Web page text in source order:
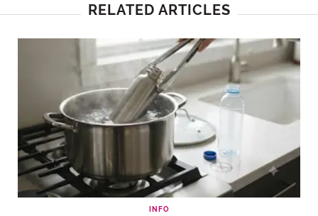
RELATED ARTICLES
INFO